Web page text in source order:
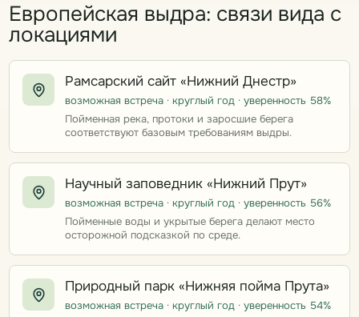
Европейская выдра: связи вида с
локациями
Рамсарский сайт «Нижний Днестр»
возможная встреча · круглый год · уверенность 58%
Пойменная река, протоки и заросшие берега
соответствуют базовым требованиям выдры.
Научный заповедник «Нижний Прут»
возможная встреча · круглый год · уверенность 56%
Пойменные воды и укрытые берега делают место
осторожной подсказкой по среде.
Природный парк «Нижняя пойма Прута»
возможная встреча · круглый год · уверенность 54%